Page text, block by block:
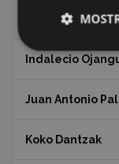
Eibar (2020)
Indalecio
Juan Antonio
Koko Dantzak